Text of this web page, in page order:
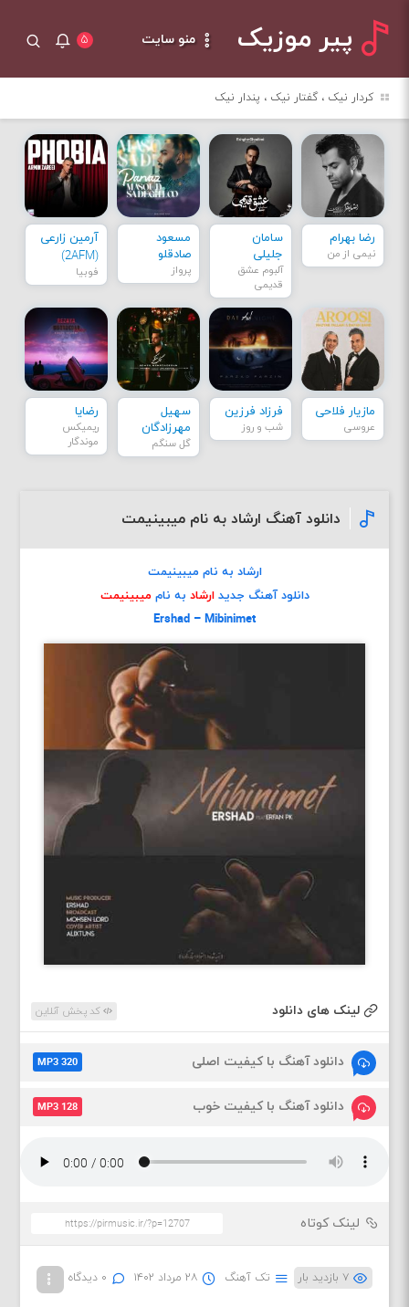
پیر موزیک منو سایت ۵
کردار نیک ، گفتار نیک ، پندار نیک
رضا بهرام
نیمی از من
سامان
جلیلی
آلبوم عشق
قدیمی
مسعود
صادقلو
پرواز
آرمین زارعی
(2AFM)
فوبیا
مازیار فلاحی
عروسی
فرزاد فرزین
شب و روز
سهیل
مهرزادگان
گل سنگم
رضایا
ریمیکس
موندگار
دانلود آهنگ ارشاد به نام میبینیمت
ارشاد به نام میبینیمت
دانلود آهنگ جدید ارشاد به ناممیبینیمت
Ershad – Mibinimet
لینک های دانلود کد پخش آنلاین
دانلود آهنگ با کیفیت اصلی MP3 320
دانلود آهنگ با کیفیت خوب MP3 128
لینک کوتاه
۷ بازدید بار تک آهنگ ۲۸ مرداد ۱۴۰۲ ۰ دیدگاه